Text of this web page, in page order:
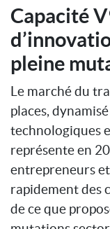
Capacité
pleine
Le marché du
places,
technologiques
représente en
entrepreneurs
rapidement des
de ce que